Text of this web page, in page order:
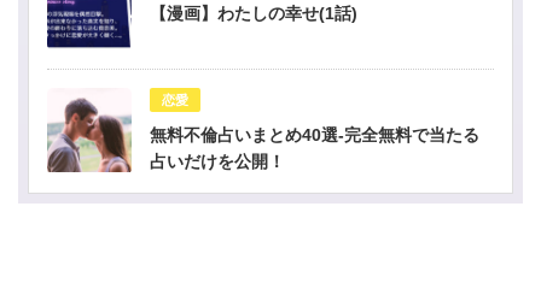
【漫画】わたしの幸せ(1話)
恋愛
無料不倫占いまとめ40選-完全無料で当たる
占いだけを公開！